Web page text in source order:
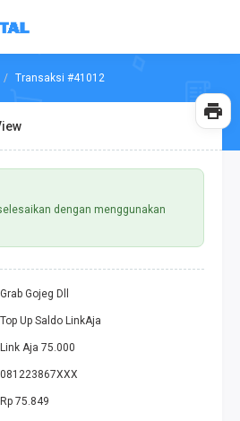
Transaksi #41012
dengan menggunakan
Grab Gojeg Dll
Top Up Saldo LinkAja
Link Aja 75.000
081223867XXX
Rp 75.849